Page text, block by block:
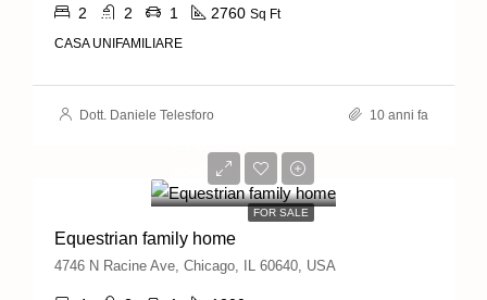
2 2 1 2760 Sq Ft
CASA UNIFAMILIARE
Dott. Daniele Telesforo 10 anni fa
FOR SALE
6,500€/sq ft
Equestrian family home
4746 N Racine Ave, Chicago, IL 60640, USA